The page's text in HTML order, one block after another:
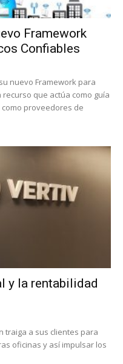
Framework
Confiables
nuevo Framework para
que actúa como guía
proveedores de
y la rentabilidad
traiga a sus clientes para
oficinas y así impulsar los